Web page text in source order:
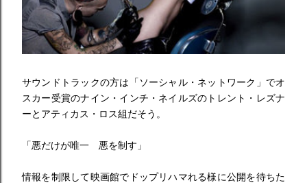
サウンドトラックの方は「ソーシャル・ネットワーク」でオ
スカー受賞のナイン・インチ・ネイルズのトレント・レズナ
ーとアティカス・ロス組だそう。
「悪だけが唯一 悪を制す」
情報を制限して映画館でドップリハマれる様に公開を待ちた